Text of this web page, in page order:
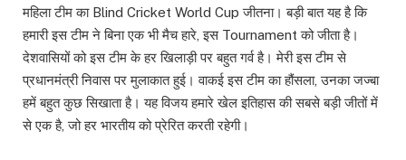
महिला टीम का Blind Cricket World Cup जीतना। बड़ी बात यह है कि
हमारी इस टीम ने बिना एक भी मैच हारे, इस Tournament को जीता है।
देशवासियों को इस टीम के हर खिलाड़ी पर बहुत गर्व है। मेरी इस टीम से
प्रधानमंत्री निवास पर मुलाकात हुई। वाकई इस टीम का हौंसला, उनका जज्बा
हमें बहुत कुछ सिखाता है। यह विजय हमारे खेल इतिहास की सबसे बड़ी जीतों में
से एक है, जो हर भारतीय को प्रेरित करती रहेगी।